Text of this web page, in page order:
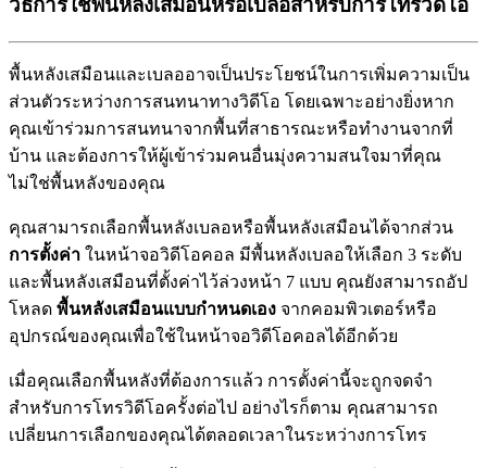
วิธีการใช้พื้นหลังเสมือนหรือเบลอสำหรับการโทรวิดีโอ
พนหลงเสมอนและเบลออาจเปนประโยชนในการเพมความเปน
สวนตวระหวางการสนทนาทางวดโอ โดยเฉพาะอยางยงหาก
คณเขารวมการสนทนาจากพนทสาธารณะหรอทงานจากท
บาน และตองการใหผเขารวมคนอนมงความสนใจมาทคณ
ไมใชพนหลงของคณ
คณสามารถเลอกพนหลงเบลอหรอพนหลงเสมอนไดจากสวน
การตงคา ในหนาจอวดโอคอล มพนหลงเบลอใหเลอก 3 ระดบ
และพนหลงเสมอนทตงคาไวลวงหนา 7 แบบ คณยงสามารถอป
โหลด พนหลงเสมอนแบบกหนดเอง จากคอมพวเตอรหรอ
อปกรณของคณเพอใชในหนาจอวดโอคอลไดอกดวย
เมอคณเลอกพนหลงทตองการแลว การตงคานจะถกจดจ
สหรบการโทรวดโอครงตอไป อยางไรกตาม คณสามารถ
เปลยนการเลอกของคณไดตลอดเวลาในระหวางการโทร